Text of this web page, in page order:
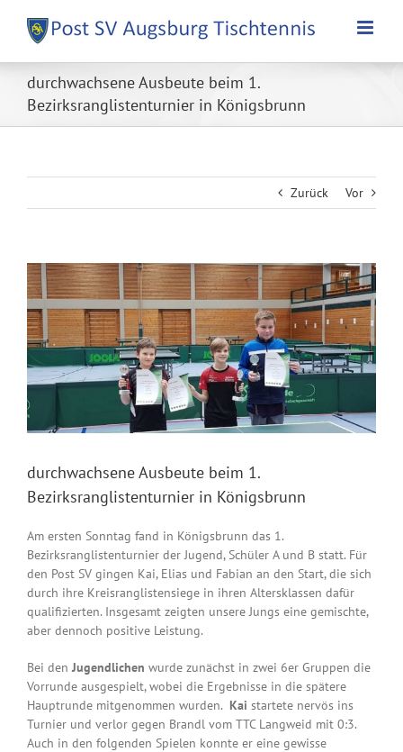
Inhalt
springen
durchwachsene Ausbeute beim 1.
Bezirksranglistenturnier in Königsbrunn
Zurück Vor
Zeige
grösseres
Bild
durchwachsene Ausbeute beim 1.
Bezirksranglistenturnier in Königsbrunn
Am ersten Sonntag fand in Königsbrunn das 1.
Bezirksranglistenturnier der Jugend, Schüler A und B statt. Für
den Post SV gingen Kai, Elias und Fabian an den Start, die sich
durch ihre Kreisranglistensiege in ihren Altersklassen dafür
qualifizierten. Insgesamt zeigten unsere Jungs eine gemischte,
aber dennoch positive Leistung.
Bei denJugendlichen wurde zunächst in zwei 6er Gruppen die
Vorrunde ausgespielt, wobei die Ergebnisse in die spätere
Hauptrunde mitgenommen wurden. Kai startete nervös ins
Turnier und verlor gegen Brandl vom TTC Langweid mit 0:3.
Auch in den folgenden Spielen konnte er eine gewisse